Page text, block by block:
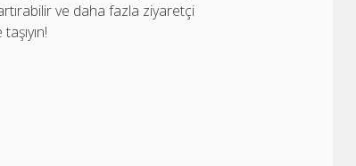
ve daha fazla ziyaretçi